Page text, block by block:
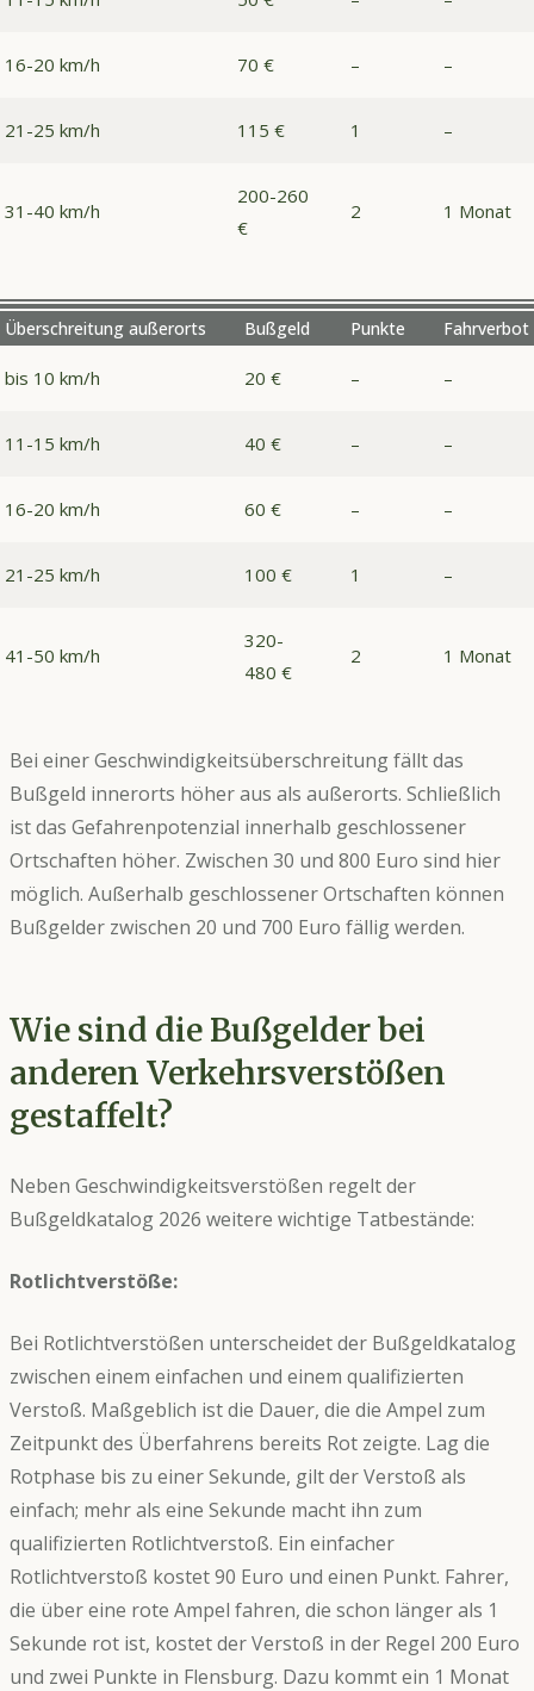
16-20 km/h 70 € – –
21-25 km/h 115 € 1 –
31-40 km/h
200-260
€
2 1 Monat
Überschreitung außerorts Bußgeld Punkte Fahrverbot
bis 10 km/h 20 € – –
11-15 km/h 40 € – –
16-20 km/h 60 € – –
21-25 km/h 100 € 1 –
41-50 km/h
320-
480 €
2 1 Monat
Bei einer Geschwindigkeitsüberschreitung fällt das
Bußgeld innerorts höher aus als außerorts. Schließlich
ist das Gefahrenpotenzial innerhalb geschlossener
Ortschaften höher. Zwischen 30 und 800 Euro sind hier
möglich. Außerhalb geschlossener Ortschaften können
Bußgelder zwischen 20 und 700 Euro fällig werden.
Wie sind die Bußgelder bei
anderen Verkehrsverstößen
gestaffelt?
Neben Geschwindigkeitsverstößen regelt der
Bußgeldkatalog 2026 weitere wichtige Tatbestände:
Rotlichtverstöße:
Bei Rotlichtverstößen unterscheidet der Bußgeldkatalog
zwischen einem einfachen und einem qualifizierten
Verstoß. Maßgeblich ist die Dauer, die die Ampel zum
Zeitpunkt des Überfahrens bereits Rot zeigte. Lag die
Rotphase bis zu einer Sekunde, gilt der Verstoß als
einfach; mehr als eine Sekunde macht ihn zum
qualifizierten Rotlichtverstoß. Ein einfacher
Rotlichtverstoß kostet 90 Euro und einen Punkt. Fahrer,
die über eine rote Ampel fahren, die schon länger als 1
Sekunde rot ist, kostet der Verstoß in der Regel 200 Euro
und zwei Punkte in Flensburg. Dazu kommt ein 1 Monat